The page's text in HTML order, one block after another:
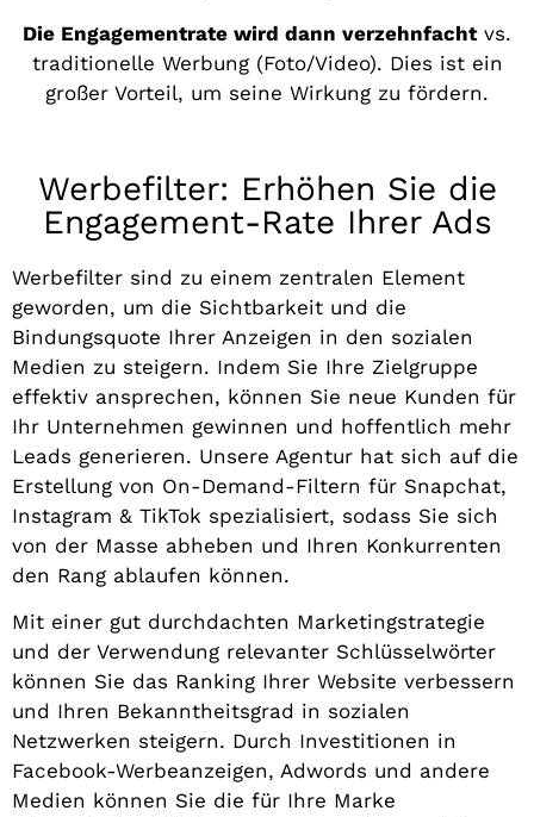
Die Engagementrate wird dann verzehnfachtvs.
traditionelle Werbung (Foto/Video). Dies ist ein
großer Vorteil, um seine Wirkung zu fördern.
Werbefilter: Erhöhen Sie die
Engagement-Rate Ihrer Ads
Werbefilter sind zu einem zentralen Element
geworden, um die Sichtbarkeit und die
Bindungsquote Ihrer Anzeigen in den sozialen
Medien zu steigern. Indem Sie Ihre Zielgruppe
effektiv ansprechen, können Sie neue Kunden für
Ihr Unternehmen gewinnen und hoffentlich mehr
Leads generieren. Unsere Agentur hat sich auf die
Erstellung von On-Demand-Filtern für Snapchat,
Instagram & TikTok spezialisiert, sodass Sie sich
von der Masse abheben und Ihren Konkurrenten
den Rang ablaufen können.
Mit einer gut durchdachten Marketingstrategie
und der Verwendung relevanter Schlüsselwörter
können Sie das Ranking Ihrer Website verbessern
und Ihren Bekanntheitsgrad in sozialen
Netzwerken steigern. Durch Investitionen in
Facebook-Werbeanzeigen, Adwords und andere
Medien können Sie die für Ihre Marke